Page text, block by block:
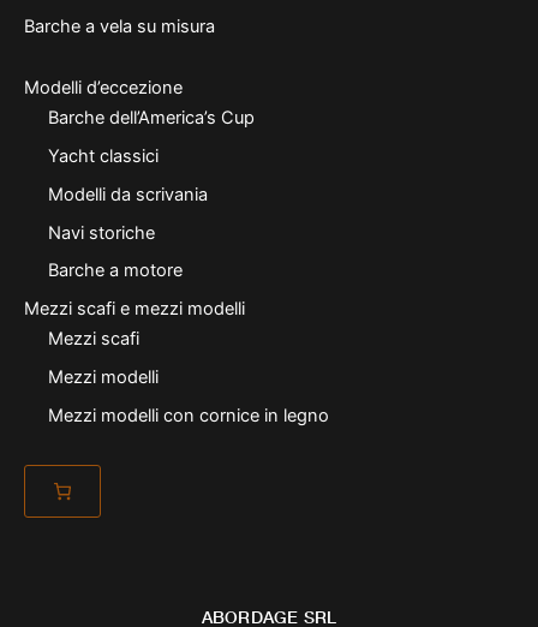
Barche a vela su misura
Modelli d’eccezione
Barche dell’America’s Cup
Yacht classici
Modelli da scrivania
Navi storiche
Barche a motore
Mezzi scafi e mezzi modelli
Mezzi scafi
Mezzi modelli
Mezzi modelli con cornice in legno
ABORDAGE SRL